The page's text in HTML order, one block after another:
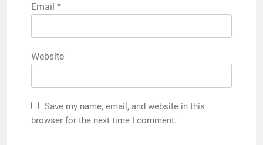
Email *
Website
Save my name, email, and website in this
browser for the next time I comment.